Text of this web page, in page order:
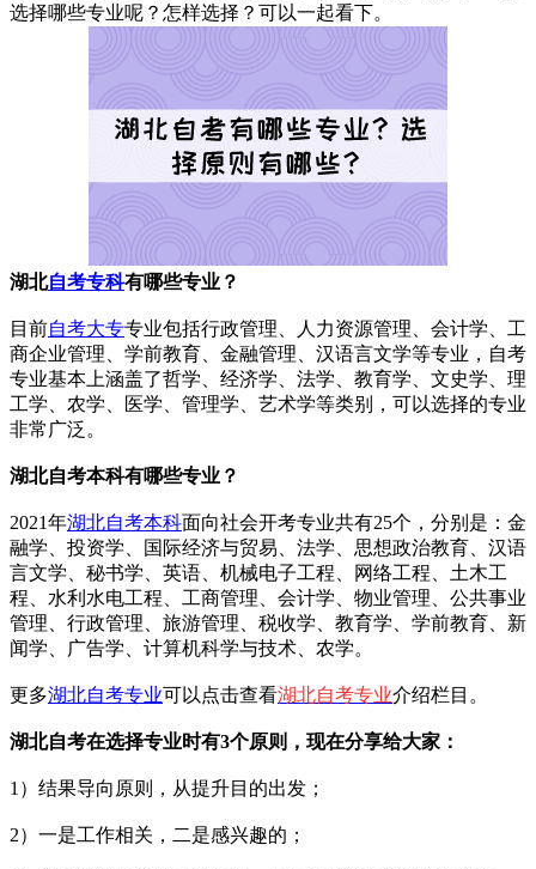
选择哪些专业呢？怎样选择？可以一起看下。
湖北自考专科有哪些专业？
目前自考大专专业包括行政管理、人力资源管理、会计学、工
商企业管理、学前教育、金融管理、汉语言文学等专业，自考
专业基本上涵盖了哲学、经济学、法学、教育学、文史学、理
工学、农学、医学、管理学、艺术学等类别，可以选择的专业
非常广泛。
湖北自考本科有哪些专业？
2021年湖北自考本科面向社会开考专业共有25个，分别是：金
融学、投资学、国际经济与贸易、法学、思想政治教育、汉语
言文学、秘书学、英语、机械电子工程、网络工程、土木工
程、水利水电工程、工商管理、会计学、物业管理、公共事业
管理、行政管理、旅游管理、税收学、教育学、学前教育、新
闻学、广告学、计算机科学与技术、农学。
更多湖北自考专业可以点击查看湖北自考专业介绍栏目。
湖北自考在选择专业时有3个原则，现在分享给大家：
1）结果导向原则，从提升目的出发；
2）一是工作相关，二是感兴趣的；